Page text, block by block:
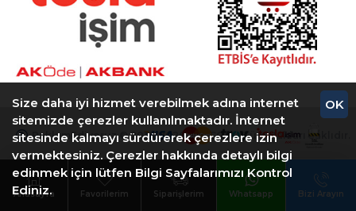
ReklamEdiyoruz © 2018-2026 ARTCOM - Tüm Hakları Saklıdır.
Anasayfa Favorilerim Siparişlerim Whatsapp Bizi Arayın
OK
Size daha iyi hizmet verebilmek adına internet
sitemizde çerezler kullanılmaktadır. İnternet
sitesinde kalmayı sürdürerek çerezlere izin
vermektesiniz. Çerezler hakkında detaylı bilgi
edinmek için lütfen Bilgi Sayfalarımızı Kontrol
Ediniz.